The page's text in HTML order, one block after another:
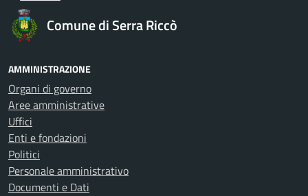
Comune di Serra Riccò
AMMINISTRAZIONE
Organi di governo
Aree amministrative
Uffici
Enti e fondazioni
Politici
Personale amministrativo
Documenti e Dati